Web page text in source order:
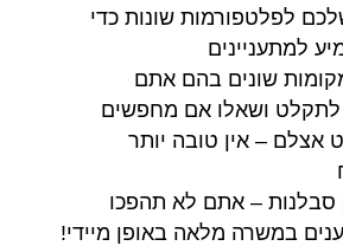
לפלטפורמות שונות כדי
למתעניינים
שונים בהם אתם
לתקלט ושאלו אם מחפשים
אצלם – אין טובה יותר
סבלנות – אתם לא תהפכו
במשרה מלאה באופן מיידי!